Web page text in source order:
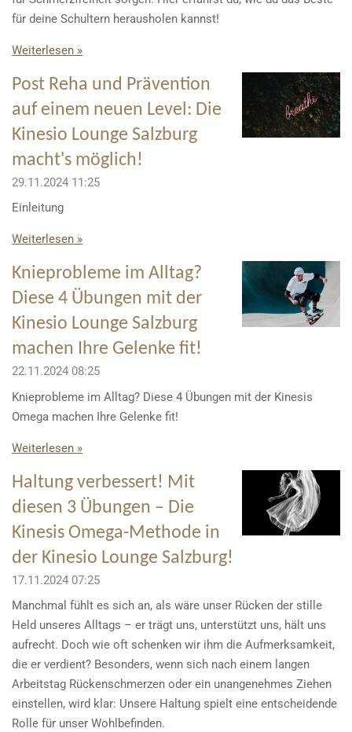
für deine Schultern herausholen kannst!
Weiterlesen »
Post Reha und Prävention
auf einem neuen Level: Die
Kinesio Lounge Salzburg
macht's möglich!
29.11.2024 11:25
Einleitung
Weiterlesen »
Knieprobleme im Alltag?
Diese 4 Übungen mit der
Kinesio Lounge Salzburg
machen Ihre Gelenke fit!
22.11.2024 08:25
Knieprobleme im Alltag? Diese 4 Übungen mit der Kinesis
Omega machen Ihre Gelenke fit!
Weiterlesen »
Haltung verbessert! Mit
diesen 3 Übungen – Die
Kinesis Omega-Methode in
der Kinesio Lounge Salzburg!
17.11.2024 07:25
Manchmal fühlt es sich an, als wäre unser Rücken der stille
Held unseres Alltags – er trägt uns, unterstützt uns, hält uns
aufrecht. Doch wie oft schenken wir ihm die Aufmerksamkeit,
die er verdient? Besonders, wenn sich nach einem langen
Arbeitstag Rückenschmerzen oder ein unangenehmes Ziehen
einstellen, wird klar: Unsere Haltung spielt eine entscheidende
Rolle für unser Wohlbefinden.